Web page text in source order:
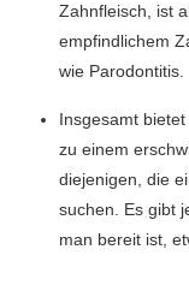
Zahnfleisch, ist
empfindlichem
wie Parodontitis.
Insgesamt
zu einem
diejenigen, die
suchen. Es gibt
man bereit ist,